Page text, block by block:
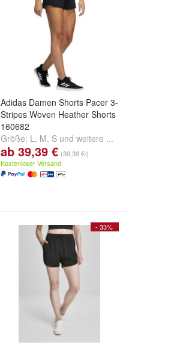
Adidas Damen Shorts Pacer 3-
Stripes Woven Heather Shorts
160682
Größe: L, M, S und weitere ...
ab 39,39 € (39,39 €/)
Kostenloser Versand
- 33%